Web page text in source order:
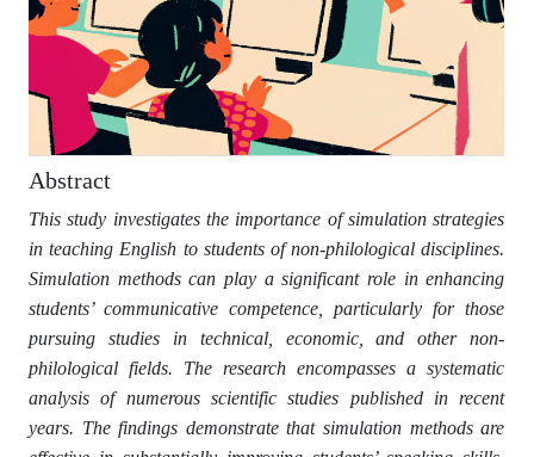
Abstract
This study investigates the importance of simulation strategies
in teaching English to students of non-philological disciplines.
Simulation methods can play a significant role in enhancing
students’ communicative competence, particularly for those
pursuing studies in technical, economic, and other non-
philological fields. The research encompasses a systematic
analysis of numerous scientific studies published in recent
years. The findings demonstrate that simulation methods are